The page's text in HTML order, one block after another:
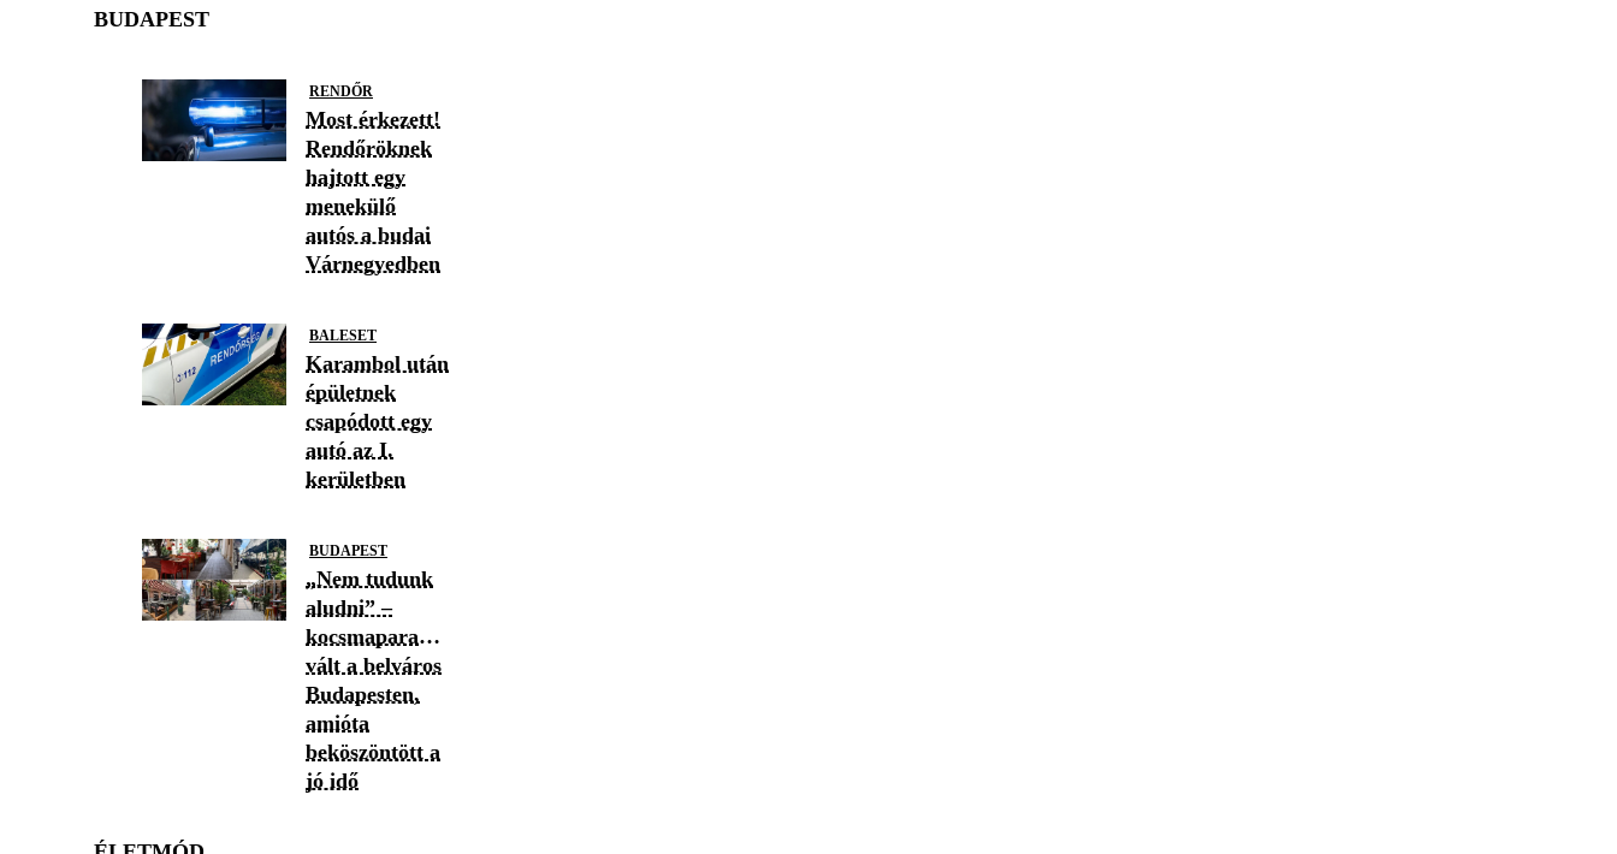
BUDAPEST
RENDŐR
Most érkezett!
Rendőröknek
hajtott egy
menekülő
autós a budai
Várnegyedben
BALESET
Karambol után
épületnek
csapódott egy
autó az I.
kerületben
BUDAPEST
„Nem tudunk
aludni” –
kocsmaparadicsommá
vált a belváros
Budapesten,
amióta
beköszöntött a
jó idő